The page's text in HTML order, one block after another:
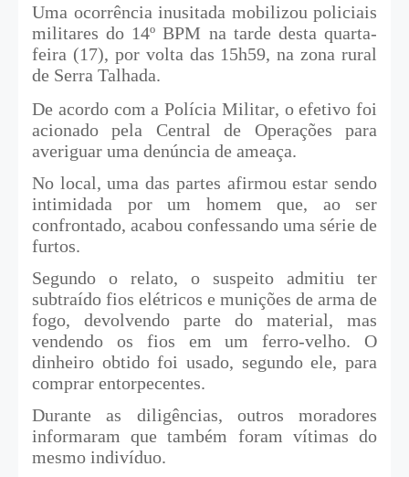
Uma ocorrência inusitada mobilizou policiais
militares do 14º BPM na tarde desta quarta-
feira (17), por volta das 15h59, na zona rural
de Serra Talhada.
De acordo com a Polícia Militar, o efetivo foi
acionado pela Central de Operações para
averiguar uma denúncia de ameaça.
No local, uma das partes afirmou estar sendo
intimidada por um homem que, ao ser
confrontado, acabou confessando uma série de
furtos.
Segundo o relato, o suspeito admitiu ter
subtraído fios elétricos e munições de arma de
fogo, devolvendo parte do material, mas
vendendo os fios em um ferro-velho. O
dinheiro obtido foi usado, segundo ele, para
comprar entorpecentes.
Durante as diligências, outros moradores
informaram que também foram vítimas do
mesmo indivíduo.